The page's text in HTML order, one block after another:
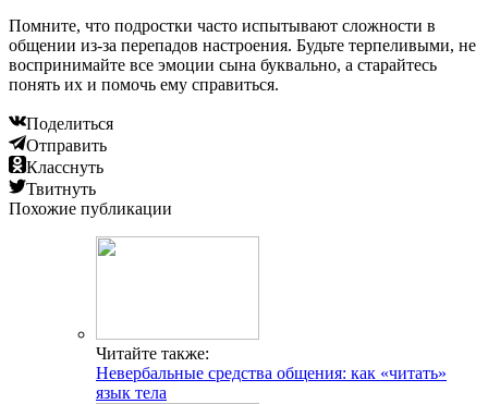
Помните, что подростки часто испытывают сложности в
общении из-за перепадов настроения. Будьте терпеливыми, не
воспринимайте все эмоции сына буквально, а старайтесь
понять их и помочь ему справиться.
Поделиться
Отправить
Класснуть
Твитнуть
Похожие публикации
Читайте также:
Невербальные средства общения: как «читать»
язык тела